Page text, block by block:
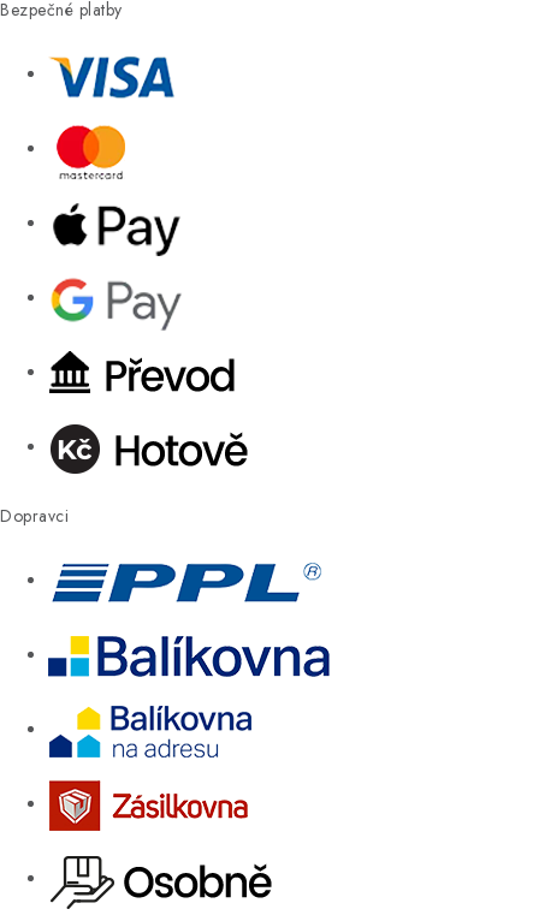
Bezpečné platby
Dopravci